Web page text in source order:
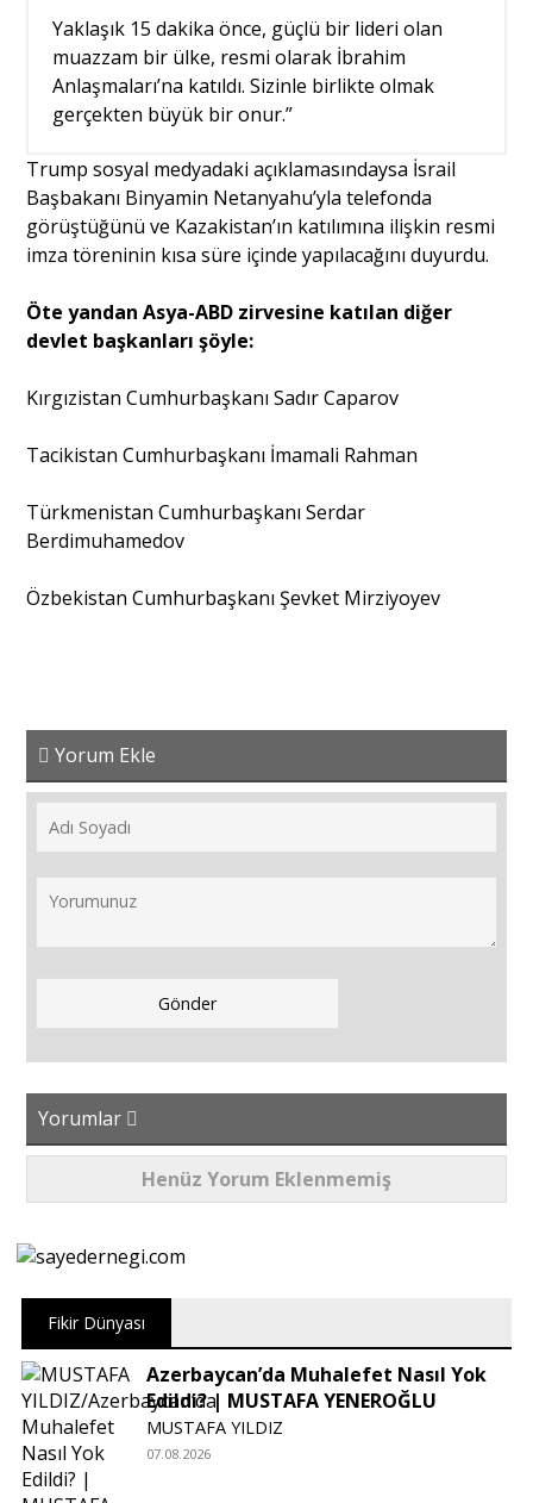
Yaklaşık 15 dakika önce, güçlü bir lideri olan
muazzam bir ülke, resmi olarak İbrahim
Anlaşmaları’na katıldı. Sizinle birlikte olmak
gerçekten büyük bir onur.”
Trump sosyal medyadaki açıklamasındaysa İsrail
Başbakanı Binyamin Netanyahu’yla telefonda
görüştüğünü ve Kazakistan’ın katılımına ilişkin resmi
imza töreninin kısa süre içinde yapılacağını duyurdu.
Öte yandan Asya-ABD zirvesine katılan diğer
devlet başkanları şöyle:
Kırgızistan Cumhurbaşkanı Sadır Caparov
Tacikistan Cumhurbaşkanı İmamali Rahman
Türkmenistan Cumhurbaşkanı Serdar
Berdimuhamedov
Özbekistan Cumhurbaşkanı Şevket Mirziyoyev
Yorum Ekle
Yorumlar
Henüz Yorum Eklenmemiş
Fikir Dünyası
Azerbaycan’da Muhalefet Nasıl Yok
Edildi? | MUSTAFA YENEROĞLU
MUSTAFA YILDIZ
07.08.2026